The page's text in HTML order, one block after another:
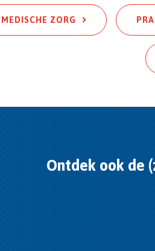
MEDISCHE ZORG
Ontdek ook de